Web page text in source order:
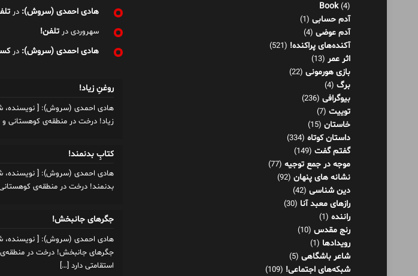
Book(4)
آدم حسابی (1)
آدم عوضی (4)
آکنده‌های پراکنده! (521)
اثر عمر (13)
بازی هورمونی (22)
برگ (4)
بیوگرافی (236)
توییت (7)
خاستان (15)
داستان کوتاه (334)
گفتم گفت (149)
موجه در جمع توجیه (77)
نشانه های پنهان (92)
دین شناسی (42)
رازهای معبد آنا (30)
راننده (1)
رنج مقدس (10)
رویدادها (1)
شاعر باشگاهی (5)
شبکه‌های اجتماعی! (109)
هادی احمدی (سروش): در
سهروردی درتلفن!
هادی احمدی (سروش): در
روغنِ زیاد!
زیاد! درخت در منطقه‌ی کوهستانی و
کتابِ بدنمند!
بدنمند! درخت در منطقه‌ی کوهستانی
جگرهای جانبخش!
جگرهای جانبخش! درخت در منطقه‌ی
استقامتی دارد […]